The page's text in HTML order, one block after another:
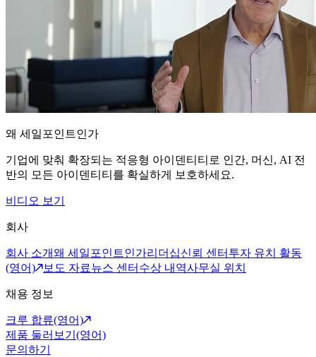
왜 세일포인트인가
기업에 맞춰 확장되는 적응형 아이덴티티로 인간, 머신, AI 전
반의 모든 아이덴티티를 확실하게 보호하세요.
비디오 보기
회사
회사 소개왜 세일포인트인가리더십신뢰 센터 투자 유치 활동
(영어)
보도 자료뉴스 센터 수상 내역사무실 위치
채용 정보
크루 합류(영어)
제품 둘러보기(영어)
문의하기